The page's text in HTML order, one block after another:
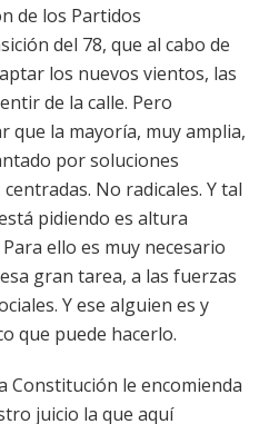
de los Partidos
del 78, que al cabo de
los nuevos vientos, las
de la calle. Pero
que la mayoría, muy amplia,
por soluciones
No radicales. Y tal
pidiendo es altura
ello es muy necesario
gran tarea, a las fuerzas
Y ese alguien es y
que puede hacerlo.
Constitución le encomienda
juicio la que aquí